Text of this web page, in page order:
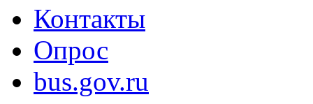
Контакты
Опрос
bus.gov.ru